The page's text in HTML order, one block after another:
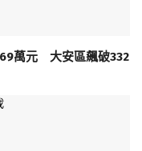
萬元 大安區飆破332